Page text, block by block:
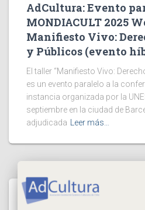
AdCultura: Evento
MONDIACULT 2025
Manifiesto Vivo:
y Públicos (evento
El taller “Manifiesto Vivo:
es un evento paralelo a la
instancia organizada por la
septiembre en la ciudad de
adjudicada Leer más…